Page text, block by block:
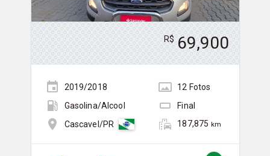
R$ 69,900
2019/2018 12 Fotos
Gasolina/Álcool
Final
Cascavel/PR
187,875 km